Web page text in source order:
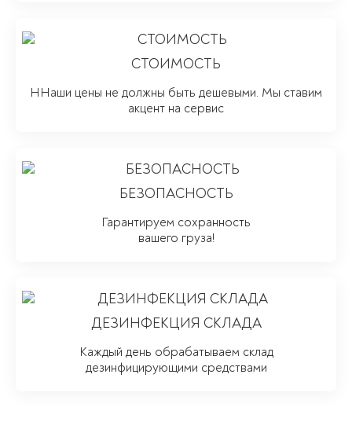
СТОИМОСТЬ
ННаши цены не должны быть дешевыми. Мы ставим
акцент на сервис
БЕЗОПАСНОСТЬ
Гарантируем сохранность
вашего груза!
ДЕЗИНФЕКЦИЯ СКЛАДА
Каждый день обрабатываем склад
дезинфицирующими средствами